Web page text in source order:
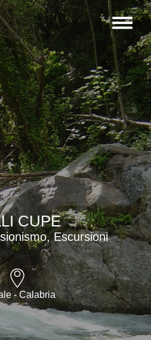
CUPE
Escursioni
- Calabria